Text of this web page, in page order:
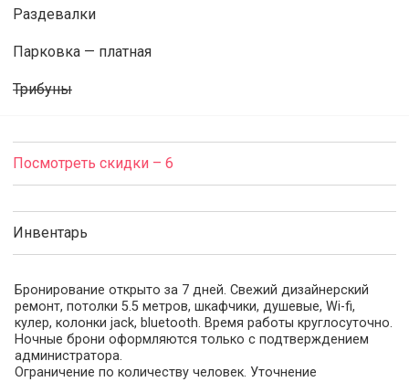
Раздевалки
Парковка — платная
Трибуны
Посмотреть скидки – 6
Инвентарь
Бронирование открыто за 7 дней. Свежий дизайнерский
ремонт, потолки 5.5 метров, шкафчики, душевые, Wi-fi,
кулер, колонки jack, bluetooth. Время работы круглосуточно.
Ночные брони оформляются только с подтверждением
администратора.
Ограничение по количеству человек. Уточнение